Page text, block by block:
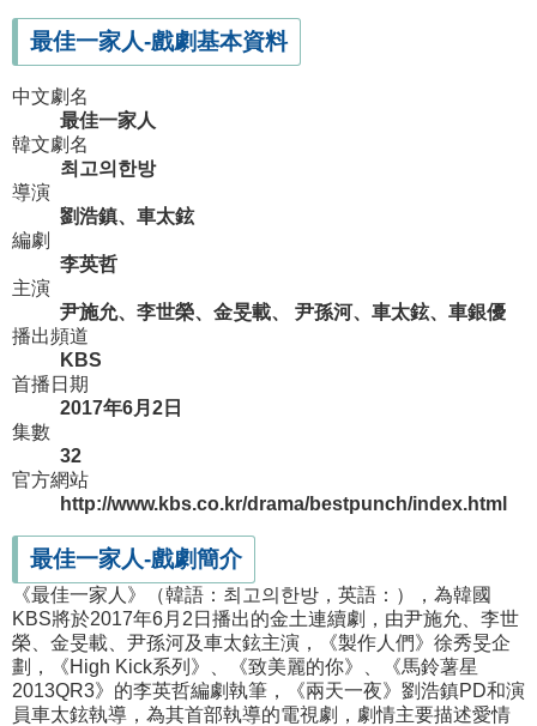
最佳一家人-戲劇基本資料
中文劇名
最佳一家人
韓文劇名
최고의한방
導演
劉浩鎮、車太鉉
編劇
李英哲
主演
尹施允、李世榮、金旻載、 尹孫河、車太鉉、車銀優
播出頻道
KBS
首播日期
2017年6月2日
集數
32
官方網站
http://www.kbs.co.kr/drama/bestpunch/index.html
最佳一家人-戲劇簡介
《最佳一家人》（韓語：최고의한방，英語：），為韓國
KBS將於2017年6月2日播出的金土連續劇，由尹施允、李世
榮、金旻載、尹孫河及車太鉉主演，《製作人們》徐秀旻企
劃，《High Kick系列》、《致美麗的你》、《馬鈴薯星
2013QR3》的李英哲編劇執筆，《兩天一夜》劉浩鎮PD和演
員車太鉉執導，為其首部執導的電視劇，劇情主要描述愛情